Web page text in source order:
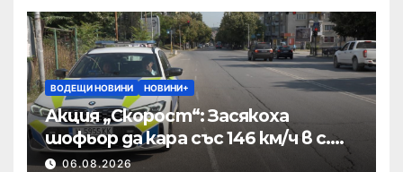
ВОДЕЩИ НОВИНИ НОВИНИ+
Акция „Скорост“: Засякоха
шофьор да кара със 146 км/ч в с.
Пристое
06.08.2026